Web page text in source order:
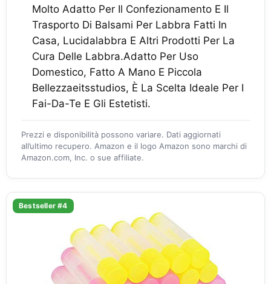
Molto Adatto Per Il Confezionamento E Il
Trasporto Di Balsami Per Labbra Fatti In
Casa, Lucidalabbra E Altri Prodotti Per La
Cura Delle Labbra.Adatto Per Uso
Domestico, Fatto A Mano E Piccola
Bellezzaeitsstudios, È La Scelta Ideale Per I
Fai-Da-Te E Gli Estetisti.
Prezzi e disponibilità possono variare. Dati aggiornati
all’ultimo recupero. Amazon e il logo Amazon sono marchi di
Amazon.com, Inc. o sue affiliate.
Bestseller #4